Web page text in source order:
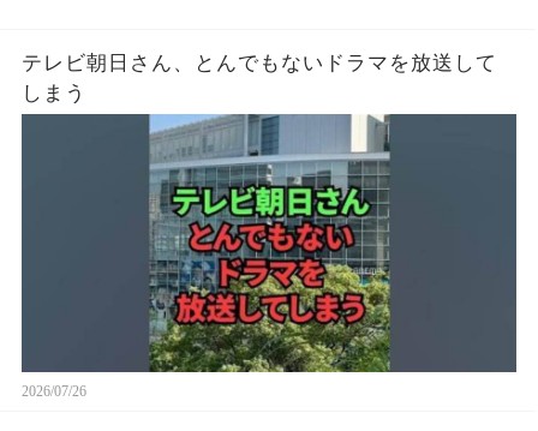
テレビ朝日さん、とんでもないドラマを放送して
しまう
2026/07/26